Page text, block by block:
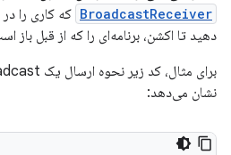
BroadcastReceiver که کاری را
دهید تا اکشن، برنامه‌ای را که از قبل باز
نشان می‌دهد: